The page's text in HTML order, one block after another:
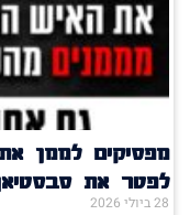
מפסיקים לממן
לפטר את
28 ביולי 2026